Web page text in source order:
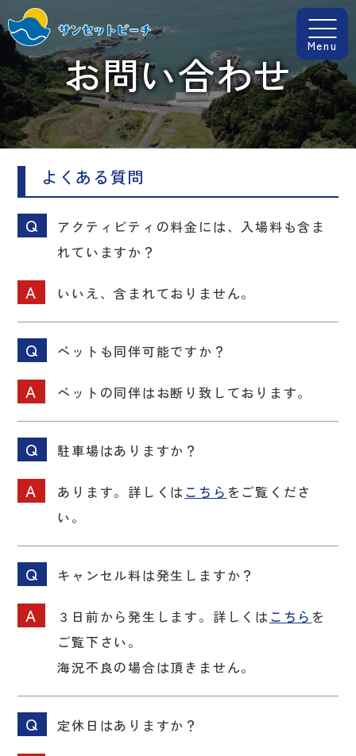
Menu
お問い合わせ
よくある質問
アクティビティの料金には、入場料も含ま
れていますか？
いいえ、含まれておりません。
ペットも同伴可能ですか？
ペットの同伴はお断り致しております。
駐車場はありますか？
あります。詳しくは こちら をご覧くださ
い。
キャンセル料は発生しますか？
３日前から発生します。詳しくは こちら を
ご覧下さい。
海況不良の場合は頂きません。
定休日はありますか？